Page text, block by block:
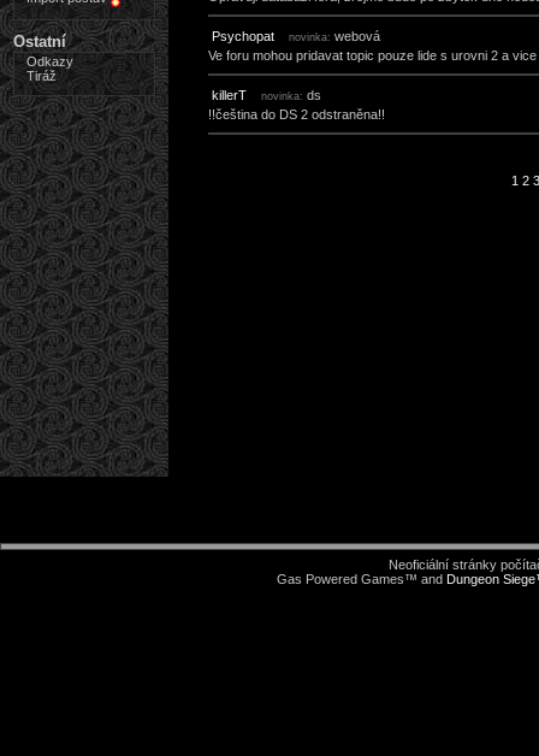
Ostatní
Odkazy
Tiráž
Psychopat novinka: webová
Ve foru mohou pridavat topic pouze lide s urovni 2 a vice
killerT novinka: ds
!!čeština do DS 2 odstraněna!!
1 2 3
Neoficiální stránky
Gas Powered Games™ and Dungeon